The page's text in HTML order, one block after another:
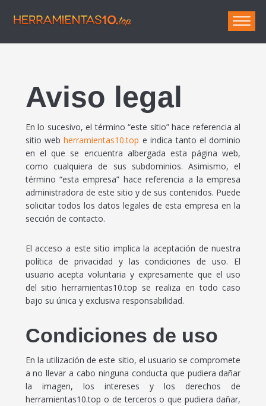
Aviso legal
En lo sucesivo, el término “este sitio” hace referencia al
sitio webherramientas10.top e indica tanto el dominio
en el que se encuentra albergada esta página web,
como cualquiera de sus subdominios. Asimismo, el
término “esta empresa” hace referencia a la empresa
administradora de este sitio y de sus contenidos. Puede
solicitar todos los datos legales de esta empresa en la
sección de contacto.
El acceso a este sitio implica la aceptación de nuestra
política de privacidad y las condiciones de uso. El
usuario acepta voluntaria y expresamente que el uso
del sitio herramientas10.top se realiza en todo caso
bajo su única y exclusiva responsabilidad.
Condiciones de uso
En la utilización de este sitio, el usuario se compromete
a no llevar a cabo ninguna conducta que pudiera dañar
la imagen, los intereses y los derechos de
herramientas10.top o de terceros o que pudiera dañar,